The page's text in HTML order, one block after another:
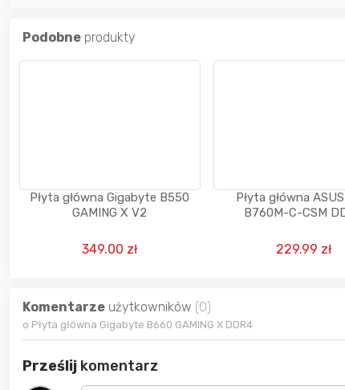
Podobne produkty
Płyta główna Gigabyte B550
GAMING X V2
349.00 zł
Płyta główna
B760M-C-CSM
229.99 zł
Komentarze użytkowników (0)
o Płyta główna Gigabyte B660 GAMING X DDR4
Prześlij komentarz